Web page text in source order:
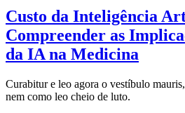
Custo da Inteligência
Compreender as
da IA na Medicina
Curabitur e leo agora o vestíbulo
nem como leo cheio de luto.